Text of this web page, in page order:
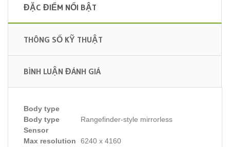
ĐẶC ĐIỂM NỔI BẬT
THÔNG SỐ KỸ THUẬT
BÌNH LUẬN ĐÁNH GIÁ
Body type
Body type
Rangefinder-style mirrorless
Sensor
Max resolution
6240 x 4160